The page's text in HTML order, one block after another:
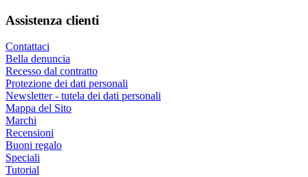
Assistenza clienti
Contattaci
Bella denuncia
Recesso dal contratto
Protezione dei dati personali
Newsletter - tutela dei dati personali
Mappa del Sito
Marchi
Recensioni
Buoni regalo
Speciali
Tutorial